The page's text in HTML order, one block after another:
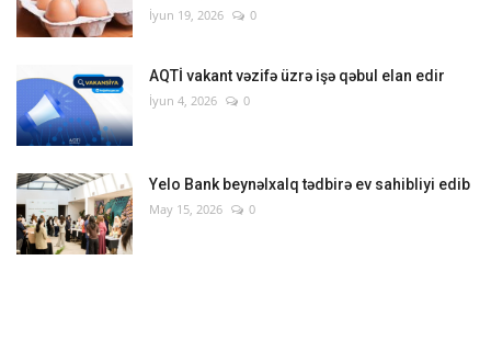
İyun 19, 2026 0
AQTİ vakant vəzifə üzrə işə qəbul elan edir
İyun 4, 2026 0
Yelo Bank beynəlxalq tədbirə ev sahibliyi edib
May 15, 2026 0